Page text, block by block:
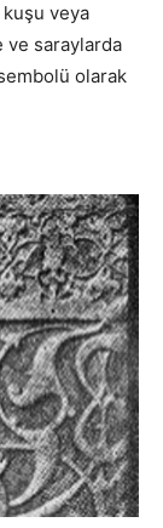
veya
ve saraylarda
olarak